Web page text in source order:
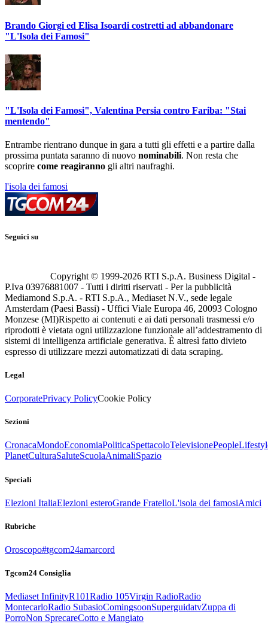
Brando Giorgi ed Elisa Isoardi costretti ad abbandonare
"L'Isola dei Famosi"
"L'Isola dei Famosi", Valentina Persia contro Fariba: "Stai
mentendo"
Entrambe rientrano dunque in gara a tutti gli effetti e a partire dalla
prossima puntata saranno di nuovo nominabili. Non resta che
scoprire come reagiranno gli altri naufraghi.
l'isola dei famosi
Seguici su
Copyright © 1999-2026 RTI S.p.A. Business Digital -
P.Iva 03976881007 - Tutti i diritti riservati - Per la pubblicità
Mediamond S.p.A. - RTI S.p.A., Mediaset N.V., sede legale
Amsterdam (Paesi Bassi) - Uffici Viale Europa 46, 20093 Cologno
Monzese (MI)Rispetto ai contenuti e ai dati personali trasmessi e/o
riprodotti è vietata ogni utilizzazione funzionale all’addestramento di
sistemi di intelligenza artificiale generativa. È altresì fatto divieto
espresso di utilizzare mezzi automatizzati di data scraping.
Legal
CorporatePrivacy PolicyCookie Policy
Sezioni
CronacaMondoEconomiaPoliticaSpettacoloTelevisionePeople
PlanetCulturaSaluteScuolaAnimaliSpazio
Speciali
Elezioni ItaliaElezioni esteroGrande FratelloL'isola dei famosiAmici
Rubriche
Oroscopo#tgcom24amarcord
Tgcom24 Consiglia
Mediaset InfinityR101Radio 105Virgin RadioRadio
MontecarloRadio SubasioComingsoonSuperguidatvZuppa di
PorroNon SprecareCotto e Mangiato